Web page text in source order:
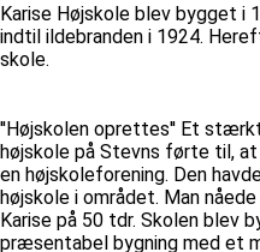
Karise Højskole blev bygget i
indtil ildebranden i 1924.
skole.
''Højskolen oprettes'' Et
højskole på Stevns førte til,
en højskoleforening. Den
højskole i området. Man
Karise på 50 tdr. Skolen blev
præsentabel bygning med et